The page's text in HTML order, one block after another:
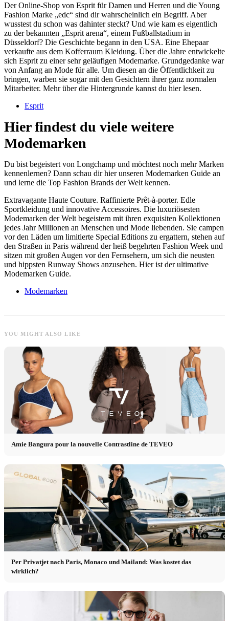
Der Online-Shop von Esprit für Damen und Herren und die Young
Fashion Marke „edc“ sind dir wahrscheinlich ein Begriff. Aber
wusstest du schon was dahinter steckt? Und wie kam es eigentlich
zu der bekannten „Esprit arena“, einem Fußballstadium in
Düsseldorf? Die Geschichte begann in den USA. Eine Ehepaar
verkaufte aus dem Kofferraum Kleidung. Über die Jahre entwickelte
sich Esprit zu einer sehr geläufigen Modemarke. Grundgedanke war
von Anfang an Mode für alle. Um diesen an die Öffentlichkeit zu
bringen, warben sie sogar mit den Gesichtern ihrer ganz normalen
Mitarbeiter. Mehr über die Hintergrunde kannst du hier lesen.
Esprit
Hier findest du viele weitere
Modemarken
Du bist begeistert von Longchamp und möchtest noch mehr Marken
kennenlernen? Dann schau dir hier unseren Modemarken Guide an
und lerne die Top Fashion Brands der Welt kennen.
Extravagante Haute Couture. Raffinierte Prêt-à-porter. Edle
Sportkleidung und innovative Accessoires. Die luxuriösesten
Modemarken der Welt begeistern mit ihren exquisiten Kollektionen
jedes Jahr Millionen an Menschen und Mode liebenden. Sie campen
vor den Läden um limitierte Special Editions zu ergattern, stehen auf
den Straßen in Paris während der heiß begehrten Fashion Week und
sitzen mit großen Augen vor den Fernsehern, um sich die neusten
und hippsten Runway Shows anzusehen. Hier ist der ultimative
Modemarken Guide.
Modemarken
YOU MIGHT ALSO LIKE
Amie Bangura pour la nouvelle Contrastline de TEVEO
Per Privatjet nach Paris, Monaco und Mailand: Was kostet das
wirklich?